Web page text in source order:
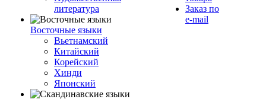
литература
Восточные языки
Вьетнамский
Китайский
Корейский
Хинди
Японский
Заказ по
e-mail